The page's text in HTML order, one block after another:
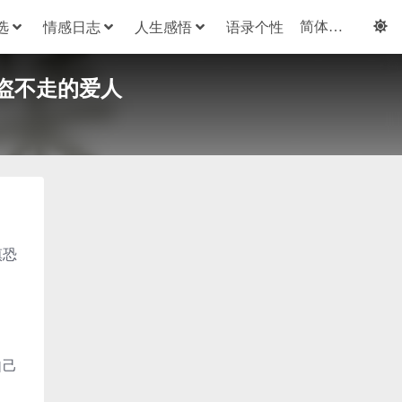
情感日志 人生感悟 语录个性
不走的爱人